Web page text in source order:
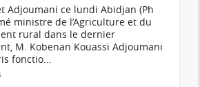
Adjoumani ce lundi Abidjan (Ph
ministre de l’Agriculture et du
rural dans le dernier
M. Kobenan Kouassi Adjoumani
fonctio...